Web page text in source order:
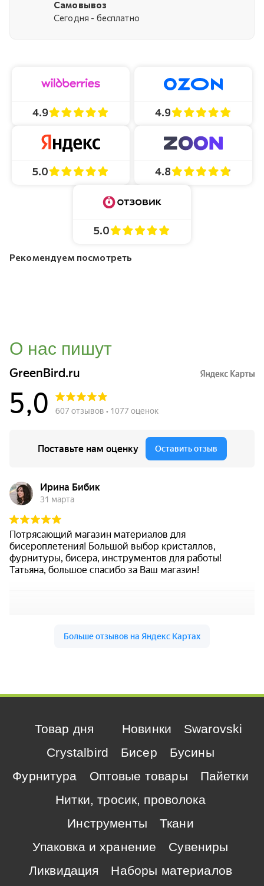
Самовывоз
Cегодня - бесплатно
4.9 4.9
5.0 4.8
5.0
Рекомендуем посмотреть
О нас пишут
Товар дня Новинки
Swarovski
Crystalbird
Бисер
Бусины
Фурнитура
Оптовые товары
Пайетки
Нитки, тросик, проволока
Инструменты
Ткани
Упаковка и хранение
Сувениры
Ликвидация
Наборы материалов